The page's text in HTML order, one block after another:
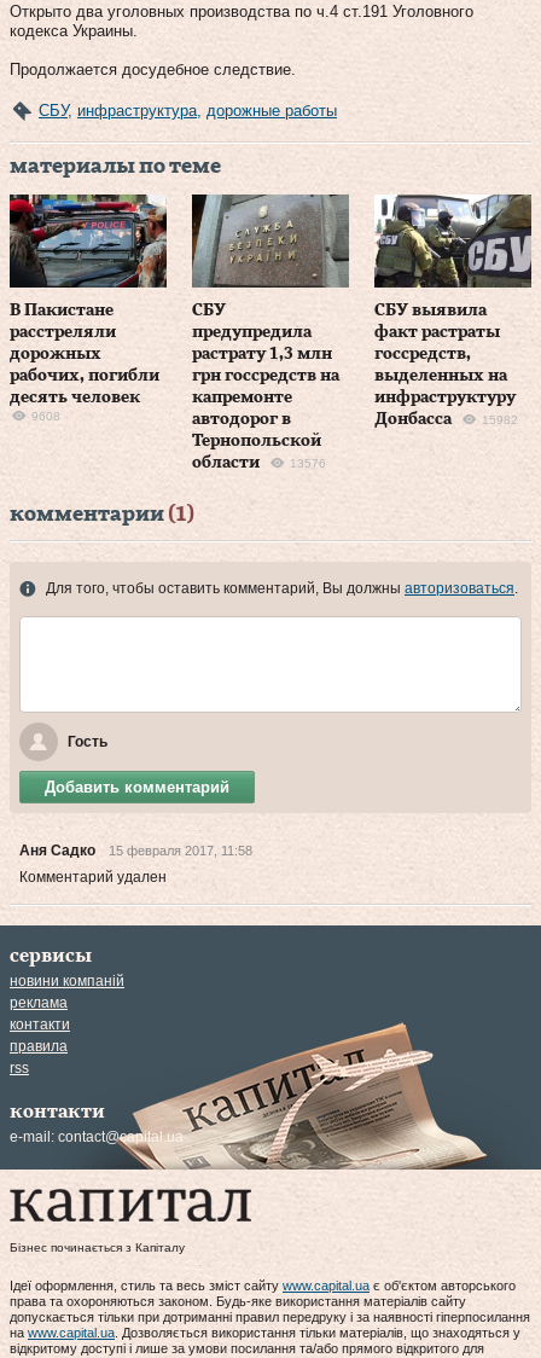
Открыто два уголовных производства по ч.4 ст.191 Уголовного
кодекса Украины.
Продолжается досудебное следствие.
СБУ, инфраструктура дорожные работы
материалы по теме
В Пакистане
расстреляли
дорожных
рабочих, погибли
десять человек
9608
СБУ
предупредила
растрату 1,3 млн
грн госсредств на
капремонте
автодорог в
Тернопольской
области
13576
СБУ выявила
факт растраты
госсредств,
выделенных на
инфраструктуру
Донбасса
15982
комментарии (1)
Для того, чтобы оставить комментарий, Вы должны авторизоваться.
Гость
Добавить комментарий
Аня Садко 15 февраля 2017, 11:58
Комментарий удален
сервисы
новини компаній
реклама
контакти
правила
rss
контакти
e-mail: contact@capital.ua
Бізнес починається з Капіталу
Ідеї оформлення, стиль та весь зміст сайту www.capital.uaє об'єктом авторського
права та охороняються законом. Будь-яке використання матеріалів сайту
допускається тільки при дотриманні правил передруку і за наявності гіперпосилання
на www.capital.ua. Дозволяється використання тільки матеріалів, що знаходяться у
відкритому доступі і лише за умови посилання та/або прямого відкритого для